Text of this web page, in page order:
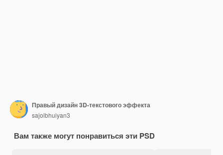
Правый дизайн 3D-текстового эффекта
sajolbhuiyan3
Вам также могут понравиться эти PSD